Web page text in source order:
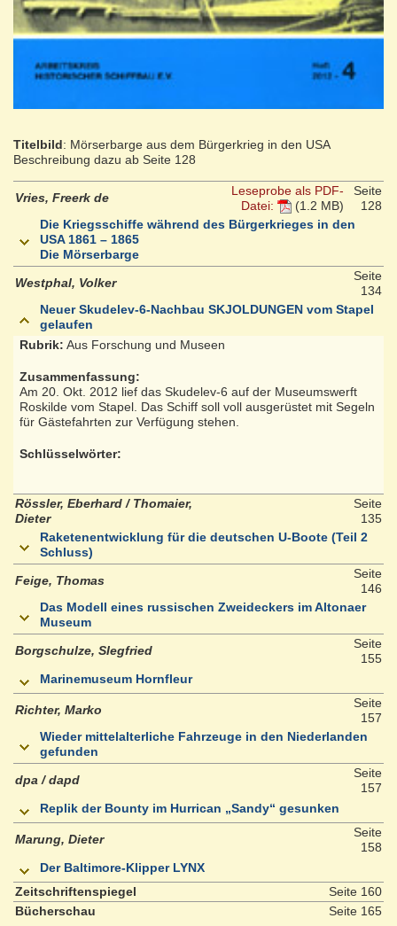
Titelbild: Mörserbarge aus dem Bürgerkrieg in den USA
Beschreibung dazu ab Seite 128
Vries, Freerk de
Leseprobe als PDF-
Datei:
(1.2 MB)
Seite
128
Die Kriegsschiffe während des Bürgerkrieges in den
USA 1861 – 1865
Die Mörserbarge
Westphal, Volker
Seite
134
Neuer Skudelev-6-Nachbau SKJOLDUNGEN vom Stapel
gelaufen
Rubrik: Aus Forschung und Museen
Zusammenfassung:
Am 20. Okt. 2012 lief das Skudelev-6 auf der Museumswerft
Roskilde vom Stapel. Das Schiff soll voll ausgerüstet mit Segeln
für Gästefahrten zur Verfügung stehen.
Schlüsselwörter:
Rössler, Eberhard / Thomaier,
Dieter
Seite
135
Raketenentwicklung für die deutschen U-Boote (Teil 2
Schluss)
Feige, Thomas
Seite
146
Das Modell eines russischen Zweideckers im Altonaer
Museum
Borgschulze, SIegfried
Seite
155
Marinemuseum Hornfleur
Richter, Marko
Seite
157
Wieder mittelalterliche Fahrzeuge in den Niederlanden
gefunden
dpa / dapd
Seite
157
Replik der Bounty im Hurrican „Sandy“ gesunken
Marung, Dieter
Seite
158
Der Baltimore-Klipper LYNX
Zeitschriftenspiegel
Seite 160
Bücherschau
Seite 165